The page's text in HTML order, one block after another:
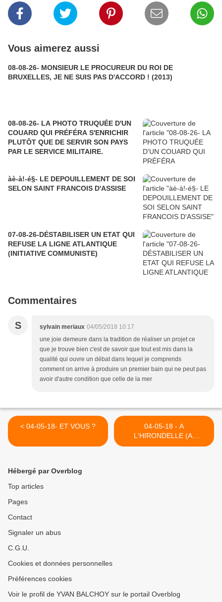
Vous aimerez aussi
08-08-26- MONSIEUR LE PROCUREUR DU ROI DE
BRUXELLES, JE NE SUIS PAS D'ACCORD ! (2013)
08-08-26- LA PHOTO TRUQUÉE D'UN
COUARD QUI PRÉFÉRA S'ENRICHIR
PLUTÔT QUE DE SERVIR SON PAYS
PAR LE SERVICE MILITAIRE.
àè-à!-é§- LE DEPOUILLEMENT DE SOI
SELON SAINT FRANCOIS D'ASSISE
07-08-26-DÉSTABILISER UN ETAT QUI
REFUSE LA LIGNE ATLANTIQUE
(INITIATIVE COMMUNISTE)
Commentaires
S sylvain meriaux 04/05/2018 10:17
une joie demeure dans la tradition de réaliser un projet ce
que je trouve bien c'est de savoir que tout est mis dans la
qualité qui ouvre un débat dans lequel je comprends
comment on arrive à produire un premier bain qui ne peut pas
avoir d'autre condition que celle de la mer
< 04-05-18- ET VOUS ?
04-05-18 - A
L'HIRONDELLE (A.
CHENIER) >
Hébergé par Overblog
Top articles
Pages
Contact
Signaler un abus
C.G.U.
Cookies et données personnelles
Préférences cookies
Voir le profil de YVAN BALCHOY sur le portail Overblog